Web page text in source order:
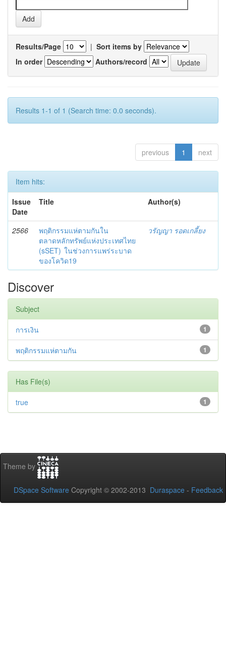
Results/Page | Sort items by
In order
Authors/record
Results 1-1 of 1 (Search time: 0.0 seconds).
previous 1 next
Item hits:
Issue
Date
Title Author(s)
2566
พฤติกรรมแห่ตามกันใน
ตลาดหลักทรัพย์แห่งประเทศไทย
(sSET) ในช่วงการแพร่ระบาด
ของโควิด19
วรัญญา รอดเกลี้ยง
Discover
Subject
1
การเงิน
1
พฤติกรรมแห่ตามกัน
Has File(s)
1
true
Theme by
DSpace Software Copyright © 2002-2013 Duraspace - Feedback